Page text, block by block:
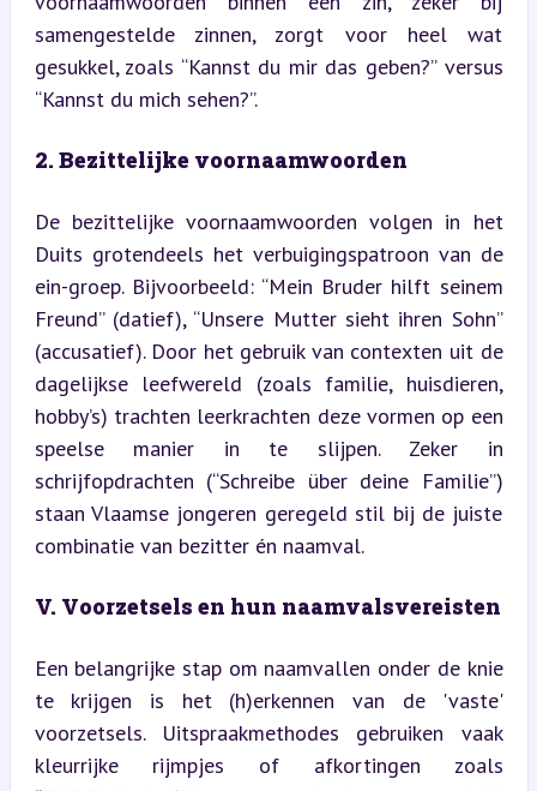
samengestelde zinnen, zorgt voor heel wat
gesukkel, zoals “Kannst du mir das geben?” versus
“Kannst du mich sehen?”.
2. Bezittelijke voornaamwoorden
De bezittelijke voornaamwoorden volgen in het
Duits grotendeels het verbuigingspatroon van de
ein-groep. Bijvoorbeeld: “Mein Bruder hilft seinem
Freund” (datief), “Unsere Mutter sieht ihren Sohn”
(accusatief). Door het gebruik van contexten uit de
dagelijkse leefwereld (zoals familie, huisdieren,
hobby’s) trachten leerkrachten deze vormen op een
speelse manier in te slijpen. Zeker in
schrijfopdrachten (“Schreibe über deine Familie”)
staan Vlaamse jongeren geregeld stil bij de juiste
combinatie van bezitter én naamval.
V. Voorzetsels en hun naamvalsvereisten
Een belangrijke stap om naamvallen onder de knie
te krijgen is het (h)erkennen van de 'vaste'
voorzetsels. Uitspraakmethodes gebruiken vaak
kleurrijke rijmpjes of afkortingen zoals